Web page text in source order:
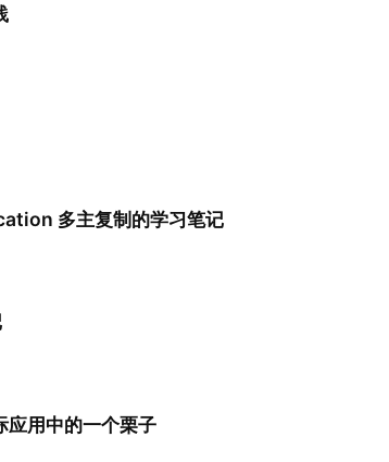
多主复制的学习笔记
用中的一个栗子